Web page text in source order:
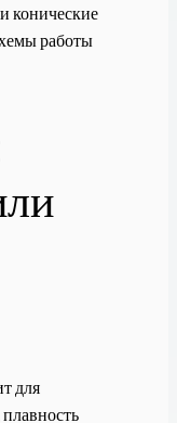
конические
работы
для